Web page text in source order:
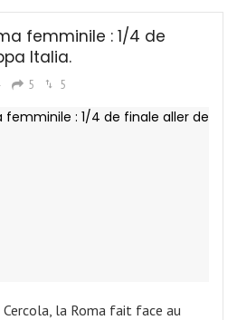
femminile : 1/4 de
Italia.
5 5
Cercola, la Roma fait face au